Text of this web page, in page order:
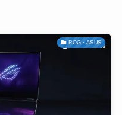
ROG・ASUS